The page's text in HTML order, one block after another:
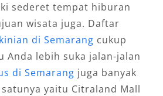
sederet tempat hiburan
wisata juga. Daftar
di Semarang cukup
Anda lebih suka jalan-jalan
di Semarang juga banyak
yaitu Citraland Mall